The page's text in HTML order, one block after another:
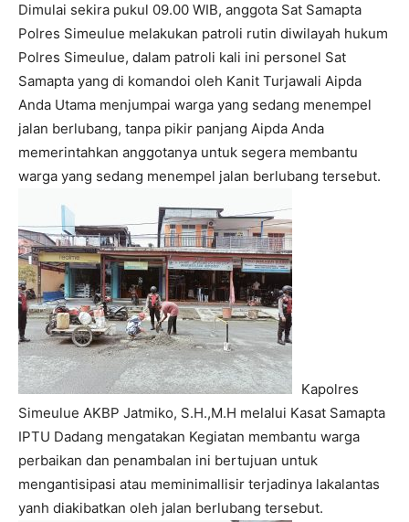
Dimulai sekira pukul 09.00 WIB, anggota Sat Samapta
Polres Simeulue melakukan patroli rutin diwilayah hukum
Polres Simeulue, dalam patroli kali ini personel Sat
Samapta yang di komandoi oleh Kanit Turjawali Aipda
Anda Utama menjumpai warga yang sedang menempel
jalan berlubang, tanpa pikir panjang Aipda Anda
memerintahkan anggotanya untuk segera membantu
warga yang sedang menempel jalan berlubang tersebut.
Kapolres
Simeulue AKBP Jatmiko, S.H.,M.H melalui Kasat Samapta
IPTU Dadang mengatakan Kegiatan membantu warga
perbaikan dan penambalan ini bertujuan untuk
mengantisipasi atau meminimallisir terjadinya lakalantas
yanh diakibatkan oleh jalan berlubang tersebut.